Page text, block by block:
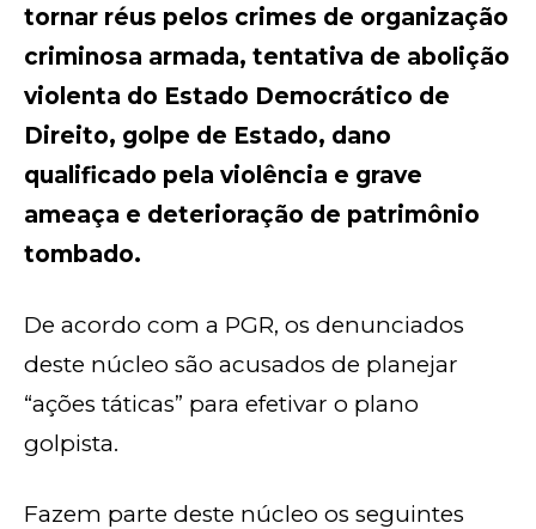
tornar réus pelos crimes de organização
criminosa armada, tentativa de abolição
violenta do Estado Democrático de
Direito, golpe de Estado, dano
qualificado pela violência e grave
ameaça e deterioração de patrimônio
tombado.
De acordo com a PGR, os denunciados
deste núcleo são acusados de planejar
“ações táticas” para efetivar o plano
golpista.
Fazem parte deste núcleo os seguintes